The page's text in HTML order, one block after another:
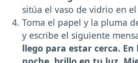
sitúa el vaso de vidrio en
Toma el papel y la pluma
y escribe el siguiente
llego para estar cerca.